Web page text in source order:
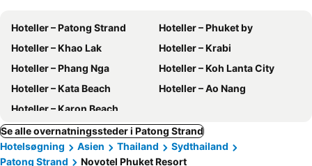
Hoteller – Patong Strand
Hoteller – Phuket by
Hoteller – Khao Lak
Hoteller – Krabi
Hoteller – Phang Nga
Hoteller – Koh Lanta City
Hoteller – Kata Beach
Hoteller – Ao Nang
Hoteller – Karon Beach
Se alle overnatningssteder i Patong Strand
Hotelsøgning
Asien Thailand
Sydthailand
Patong Strand
Novotel Phuket Resort